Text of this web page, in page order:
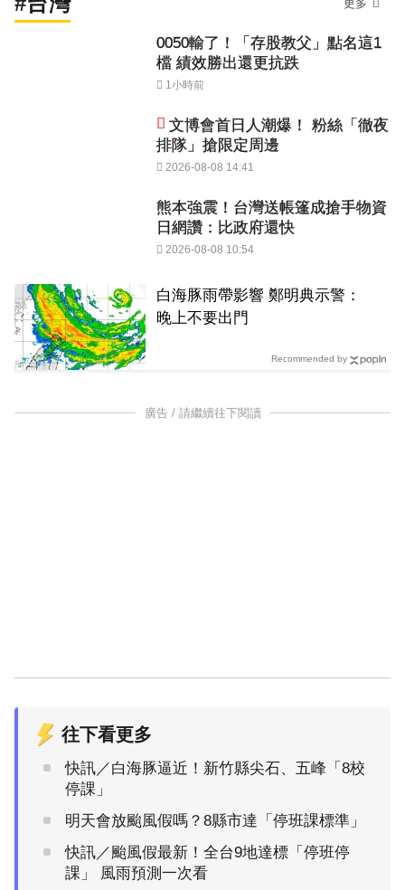
更多
0050輸了！「存股教父」點名這1
檔 績效勝出還更抗跌
1小時前
文博會首日人潮爆！ 粉絲「徹夜
排隊」搶限定周邊
2026-08-08 14:41
熊本強震！台灣送帳篷成搶手物資
日網讚：比政府還快
2026-08-08 10:54
白海豚雨帶影響 鄭明典示警：
晚上不要出門
Recommended by
廣告 / 請繼續往下閱讀
往下看更多
快訊／白海豚逼近！新竹縣尖石、五峰「8校
停課」
明天會放颱風假嗎？8縣市達「停班課標準」
快訊／颱風假最新！全台9地達標「停班停
課」 風雨預測一次看